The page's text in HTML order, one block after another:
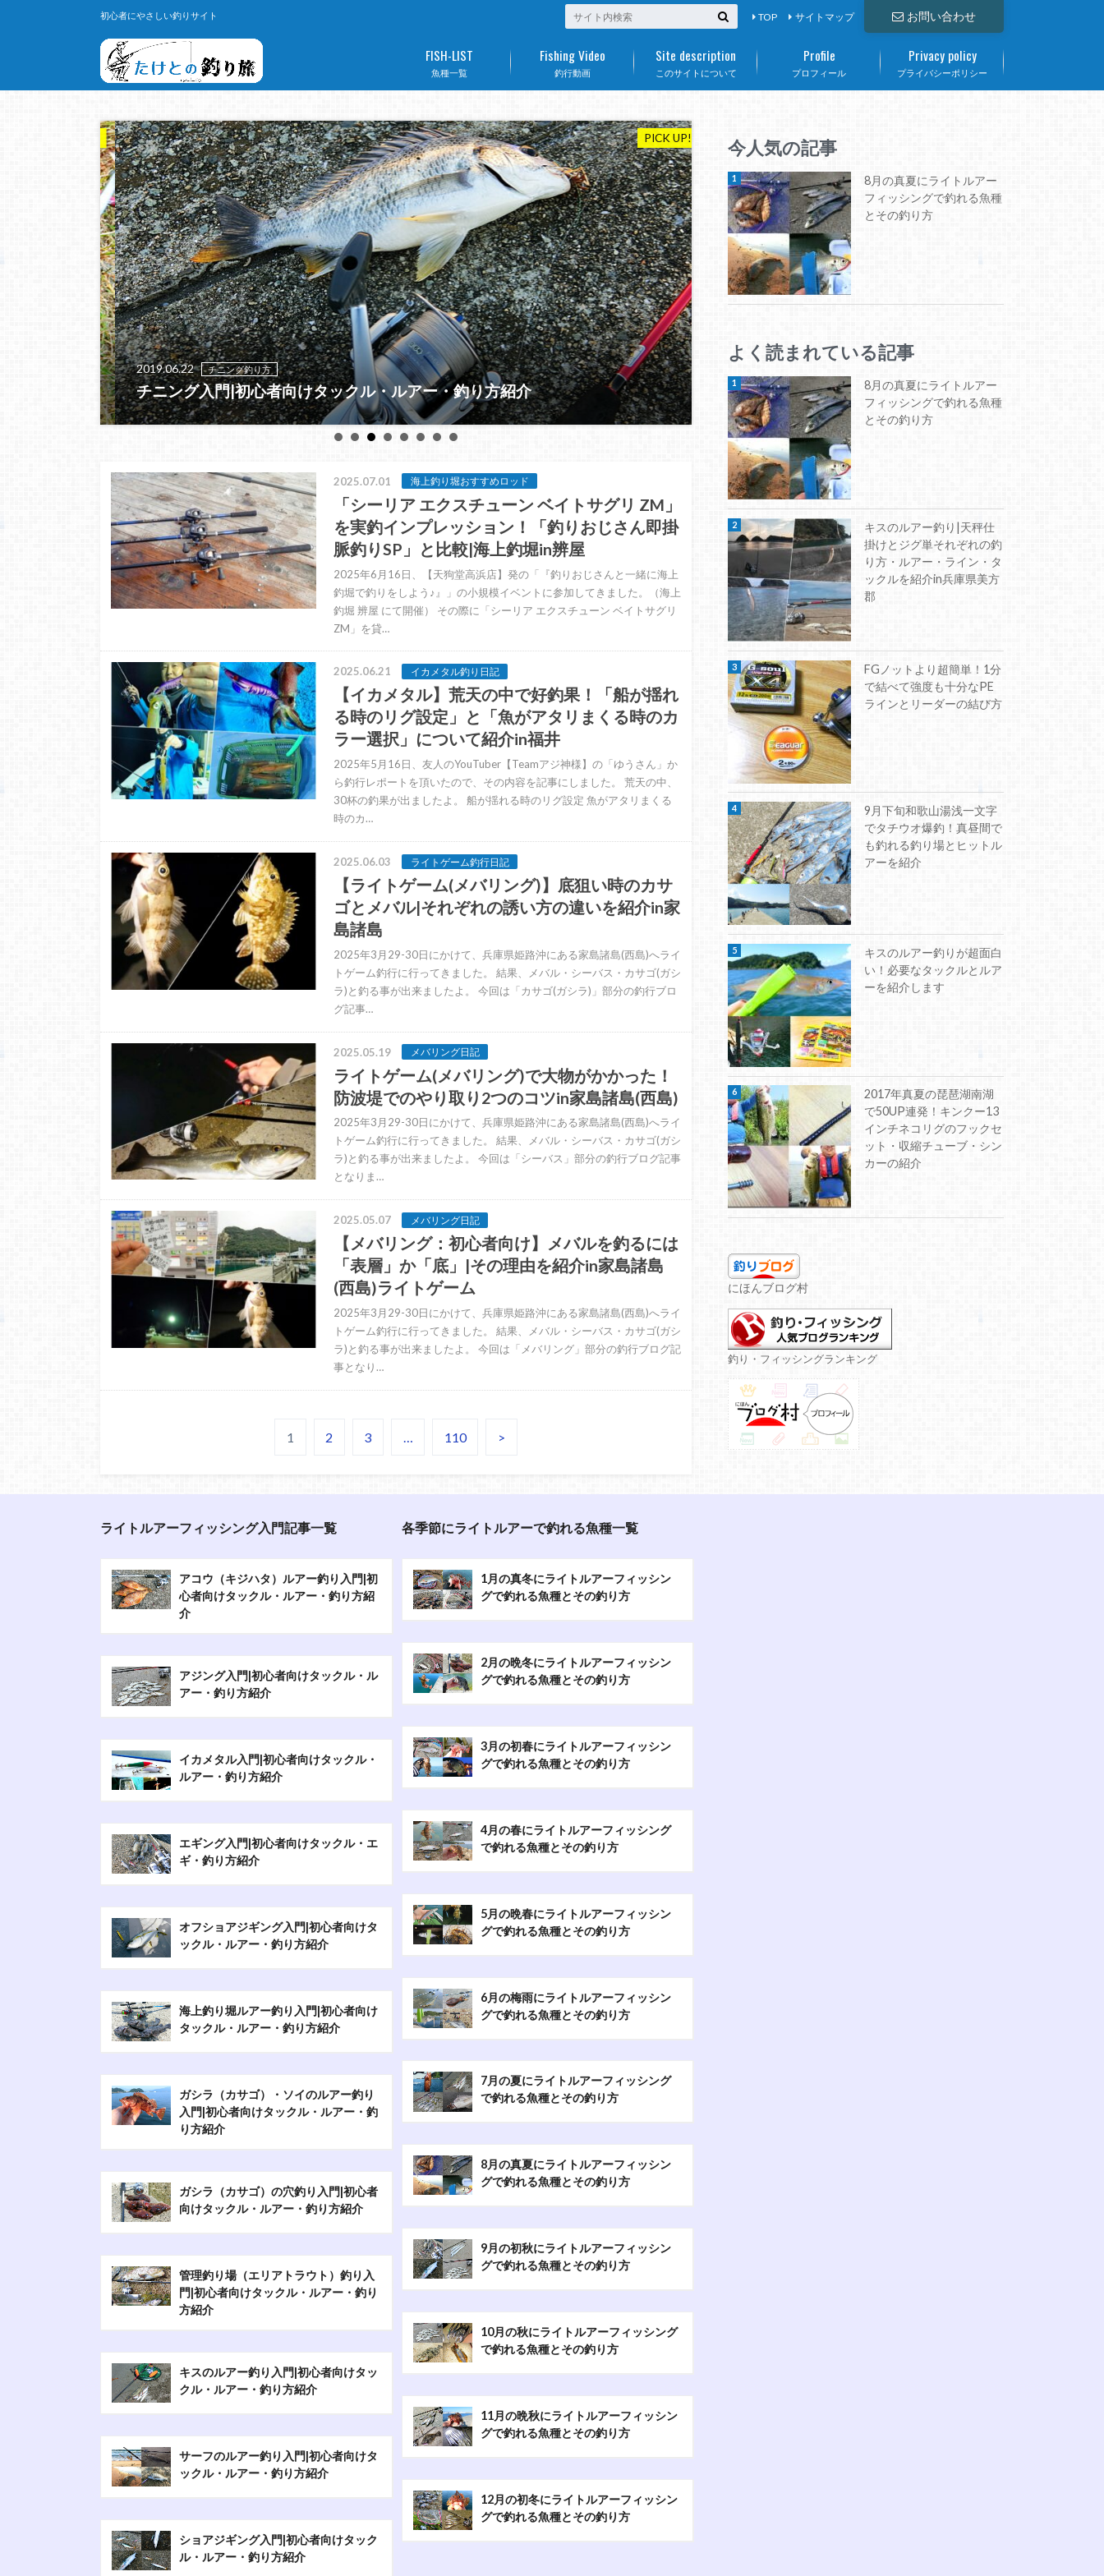
初心者にやさしい釣りサイト お問い合わせ
TOP サイトマップ
魚種一覧
FISH-LIST
釣行動画
Fishing Video
このサイトについて
Site description
プロフィール
Profile
プライバシーポリシー
Privacy policy
PICK UP!
2019.06.22 チニング釣り方
チニング入門|初心者向けタックル・ルアー・釣り方紹介 ショアジギング入門|初心者向けタックル・ルアー・釣
2025.07.01 海上釣り堀おすすめロッド
「シーリア エクスチューン ベイトサグリ ZM」
を実釣インプレッション！「釣りおじさん即掛
脈釣りSP」と比較|海上釣堀in辨屋
2025年6月16日、【天狗堂高浜店】発の「『釣りおじさんと一緒に海上
釣堀で釣りをしよう♪』」の小規模イベントに参加してきました。（海上
釣堀 辨屋 にて開催） その際に「シーリア エクスチューン ベイトサグリ
ZM」を貸…
2025.06.21 イカメタル釣り日記
【イカメタル】荒天の中で好釣果！「船が揺れ
る時のリグ設定」と「魚がアタリまくる時のカ
ラー選択」について紹介in福井
2025年5月16日、友人のYouTuber【Teamアジ神様】の「ゆうさん」か
ら釣行レポートを頂いたので、その内容を記事にしました。 荒天の中、
30杯の釣果が出ましたよ。 船が揺れる時のリグ設定 魚がアタリまくる
時のカ…
2025.06.03 ライトゲーム釣行日記
【ライトゲーム(メバリング)】底狙い時のカサ
ゴとメバル|それぞれの誘い方の違いを紹介in家
島諸島
2025年3月29-30日にかけて、兵庫県姫路沖にある家島諸島(西島)へライ
トゲーム釣行に行ってきました。 結果、メバル・シーバス・カサゴ(ガシ
ラ)と釣る事が出来ましたよ。 今回は「カサゴ(ガシラ)」部分の釣行ブロ
グ記事…
2025.05.19 メバリング日記
ライトゲーム(メバリング)で大物がかかった！
防波堤でのやり取り2つのコツin家島諸島(西島)
2025年3月29-30日にかけて、兵庫県姫路沖にある家島諸島(西島)へライ
トゲーム釣行に行ってきました。 結果、メバル・シーバス・カサゴ(ガシ
ラ)と釣る事が出来ましたよ。 今回は「シーバス」部分の釣行ブログ記事
となりま…
2025.05.07 メバリング日記
【メバリング：初心者向け】メバルを釣るには
「表層」か「底」|その理由を紹介in家島諸島
(西島)ライトゲーム
2025年3月29-30日にかけて、兵庫県姫路沖にある家島諸島(西島)へライ
トゲーム釣行に行ってきました。 結果、メバル・シーバス・カサゴ(ガシ
ラ)と釣る事が出来ましたよ。 今回は「メバリング」部分の釣行ブログ記
事となり…
1 2 3 110 >
今人気の記事
8月の真夏にライトルアー
フィッシングで釣れる魚種
とその釣り方
よく読まれている記事
8月の真夏にライトルアー
フィッシングで釣れる魚種
とその釣り方
キスのルアー釣り|天秤仕
掛けとジグ単それぞれの釣
り方・ルアー・ライン・タ
ックルを紹介in兵庫県美方
郡
FGノットより超簡単！1分
で結べて強度も十分なPE
ラインとリーダーの結び方
9月下旬和歌山湯浅一文字
でタチウオ爆釣！真昼間で
も釣れる釣り場とヒットル
アーを紹介
キスのルアー釣りが超面白
い！必要なタックルとルア
ーを紹介します
2017年真夏の琵琶湖南湖
で50UP連発！キンクー13
インチネコリグのフックセ
ット・収縮チューブ・シン
カーの紹介
にほんブログ村
釣り・フィッシングランキング
ライトルアーフィッシング入門記事一覧
アコウ（キジハタ）ルアー釣り入門|初
心者向けタックル・ルアー・釣り方紹
介
アジング入門|初心者向けタックル・ル
アー・釣り方紹介
イカメタル入門|初心者向けタックル・
ルアー・釣り方紹介
エギング入門|初心者向けタックル・エ
ギ・釣り方紹介
オフショアジギング入門|初心者向けタ
ックル・ルアー・釣り方紹介
海上釣り堀ルアー釣り入門|初心者向け
タックル・ルアー・釣り方紹介
ガシラ（カサゴ）・ソイのルアー釣り
入門|初心者向けタックル・ルアー・釣
り方紹介
ガシラ（カサゴ）の穴釣り入門|初心者
向けタックル・ルアー・釣り方紹介
管理釣り場（エリアトラウト）釣り入
門|初心者向けタックル・ルアー・釣り
方紹介
キスのルアー釣り入門|初心者向けタッ
クル・ルアー・釣り方紹介
サーフのルアー釣り入門|初心者向けタ
ックル・ルアー・釣り方紹介
ショアジギング入門|初心者向けタック
ル・ルアー・釣り方紹介
各季節にライトルアーで釣れる魚種一覧
1月の真冬にライトルアーフィッシン
グで釣れる魚種とその釣り方
2月の晩冬にライトルアーフィッシン
グで釣れる魚種とその釣り方
3月の初春にライトルアーフィッシン
グで釣れる魚種とその釣り方
4月の春にライトルアーフィッシング
で釣れる魚種とその釣り方
5月の晩春にライトルアーフィッシン
グで釣れる魚種とその釣り方
6月の梅雨にライトルアーフィッシン
グで釣れる魚種とその釣り方
7月の夏にライトルアーフィッシング
で釣れる魚種とその釣り方
8月の真夏にライトルアーフィッシン
グで釣れる魚種とその釣り方
9月の初秋にライトルアーフィッシン
グで釣れる魚種とその釣り方
10月の秋にライトルアーフィッシング
で釣れる魚種とその釣り方
11月の晩秋にライトルアーフィッシン
グで釣れる魚種とその釣り方
12月の初冬にライトルアーフィッシン
グで釣れる魚種とその釣り方